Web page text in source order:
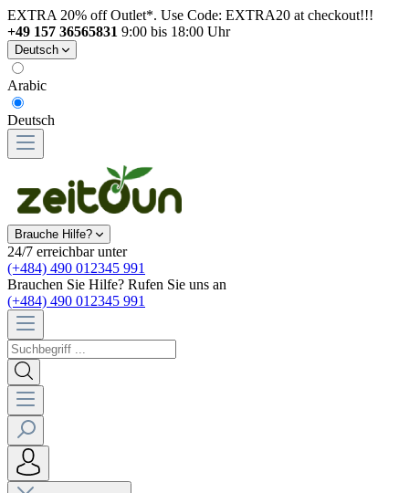
EXTRA 20% off Outlet*. Use Code: EXTRA20 at checkout!!!
+49 157 36565831 9:00 bis 18:00 Uhr
Deutsch
Arabic
Deutsch
Brauche Hilfe?
24/7 erreichbar unter
(+484) 490 012345 991
Brauchen Sie Hilfe? Rufen Sie uns an
(+484) 490 012345 991